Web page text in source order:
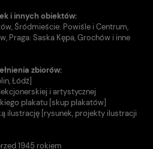
i innych obiektów:
Śródmieście: Powiśle i Centrum,
Praga: Saska Kępa, Grochów i inne
zbiorów:
Łódź]
i artystycznej
plakatu [skup plakatów]
ilustrację [rysunek, projekty ilustracji
1945 rokiem